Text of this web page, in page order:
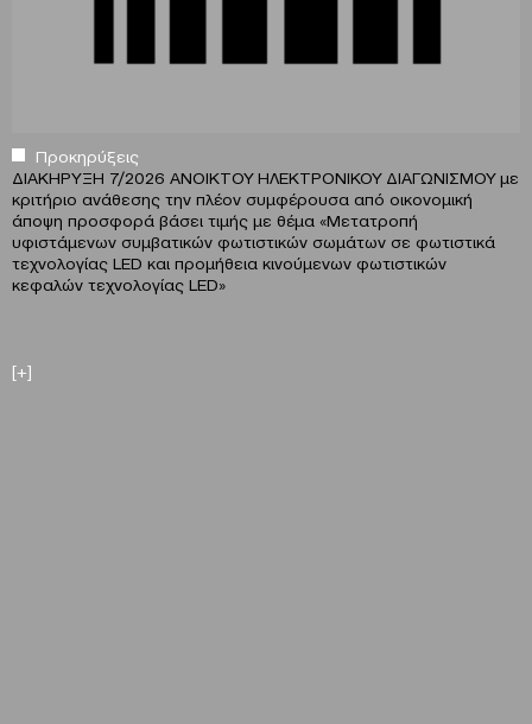
Προκηρύξεις
ΔΙΑΚΗΡΥΞΗ 7/2026 ΑΝΟΙΚΤΟΥ ΗΛΕΚΤΡΟΝΙΚΟΥ ΔΙΑΓΩΝΙΣΜΟΥ με
κριτήριο ανάθεσης την πλέον συμφέρουσα από οικονομική
άποψη προσφορά βάσει τιμής με θέμα «Μετατροπή
υφιστάμενων συμβατικών φωτιστικών σωμάτων σε φωτιστικά
τεχνολογίας LED και προμήθεια κινούμενων φωτιστικών
κεφαλών τεχνολογίας LED»
[+]